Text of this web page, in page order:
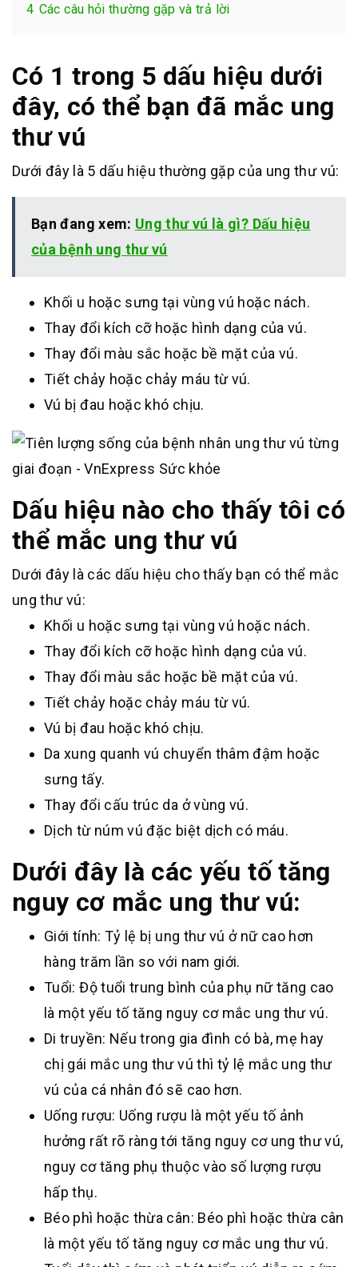
4 Các câu hỏi thường gặp và trả lời
Có 1 trong 5 dấu hiệu dưới
đây, có thể bạn đã mắc ung
thư vú
Dưới đây là 5 dấu hiệu thường gặp của ung thư vú:
Bạn đang xem: Ung thư vú là gì? Dấu hiệu
của bệnh ung thư vú
Khối u hoặc sưng tại vùng vú hoặc nách.
Thay đổi kích cỡ hoặc hình dạng của vú.
Thay đổi màu sắc hoặc bề mặt của vú.
Tiết chảy hoặc chảy máu từ vú.
Vú bị đau hoặc khó chịu.
Dấu hiệu nào cho thấy tôi có
thể mắc ung thư vú
Dưới đây là các dấu hiệu cho thấy bạn có thể mắc
ung thư vú:
Khối u hoặc sưng tại vùng vú hoặc nách.
Thay đổi kích cỡ hoặc hình dạng của vú.
Thay đổi màu sắc hoặc bề mặt của vú.
Tiết chảy hoặc chảy máu từ vú.
Vú bị đau hoặc khó chịu.
Da xung quanh vú chuyển thâm đậm hoặc
sưng tấy.
Thay đổi cấu trúc da ở vùng vú.
Dịch từ núm vú đặc biệt dịch có máu.
Dưới đây là các yếu tố tăng
nguy cơ mắc ung thư vú:
Giới tính: Tỷ lệ bị ung thư vú ở nữ cao hơn
hàng trăm lần so với nam giới.
Tuổi: Độ tuổi trung bình của phụ nữ tăng cao
là một yếu tố tăng nguy cơ mắc ung thư vú.
Di truyền: Nếu trong gia đình có bà, mẹ hay
chị gái mắc ung thư vú thì tỷ lệ mắc ung thư
vú của cá nhân đó sẽ cao hơn.
Uống rượu: Uống rượu là một yếu tố ảnh
hưởng rất rõ ràng tới tăng nguy cơ ung thư vú,
nguy cơ tăng phụ thuộc vào số lượng rượu
hấp thụ.
Béo phì hoặc thừa cân: Béo phì hoặc thừa cân
là một yếu tố tăng nguy cơ mắc ung thư vú.